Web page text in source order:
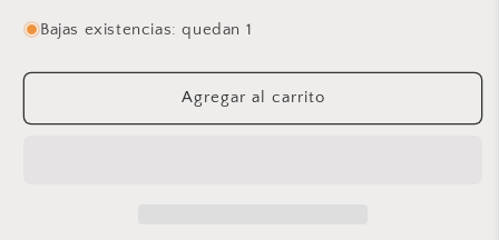
para
-
Mouliné
para
-
Stranded
Mouliné
Bajas existencias: quedan 1
Agregar al carrito